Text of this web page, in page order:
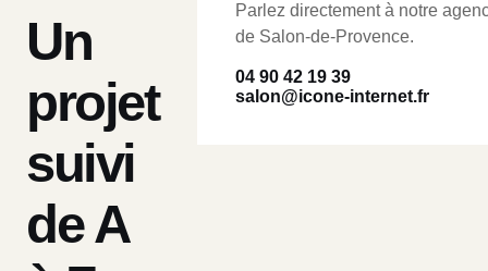
Un
projet
suivi
de A
Parlez directement à notre
de Salon-de-Provence.
04 90 42 19 39
salon@icone-internet.fr